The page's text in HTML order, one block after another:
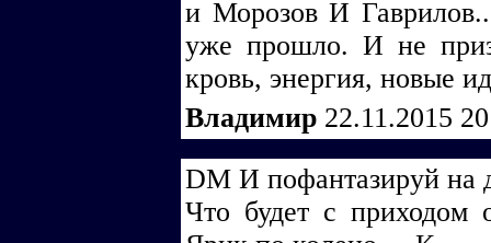
и Морозов И
уже прошло. И не
кровь, энергия, новые
Владимир 22.11.2015
DM И пофантазируй на
Что будет с приходом